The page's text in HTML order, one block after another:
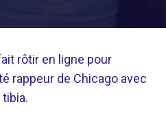
rôtir en ligne pour
rappeur de Chicago avec